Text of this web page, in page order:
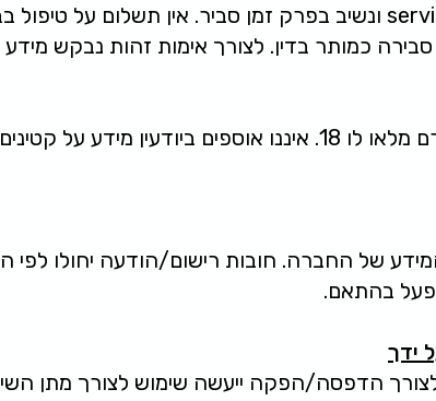
ונשיב בפרק זמן סביר. אין תשלום על
סבירה כמותר בדין. לצורך אימות זהות נבקש מידע
השירות אינו מיועד למי שטרם מלאו לו 18. איננו
של החברה. חובות רישום/הודעה יחולו
בהתאם.
הדפסה/הפקה ייעשה שימוש לצורך מתן